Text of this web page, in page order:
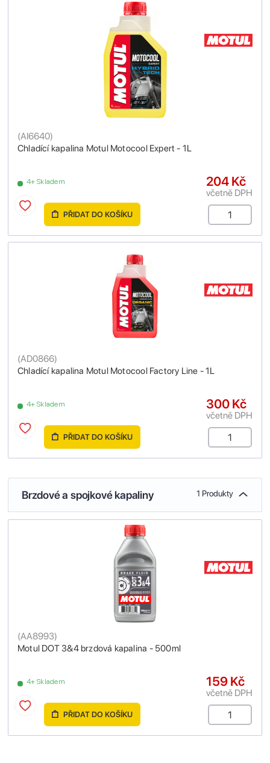
Chladící kapalina Motul Motocool Expert - 1L
(AI6640)
4+ Skladem 204 Kč
včetně DPH
PŘIDAT DO KOŠÍKU
Chladící kapalina Motul Motocool Factory Line - 1L
(AD0866)
4+ Skladem 300 Kč
včetně DPH
PŘIDAT DO KOŠÍKU
Brzdové a spojkové kapaliny 1 Produkty
Motul DOT 3&4 brzdová kapalina - 500ml
(AA8993)
4+ Skladem 159 Kč
včetně DPH
PŘIDAT DO KOŠÍKU